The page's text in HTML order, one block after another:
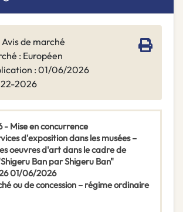
de marché
: Européen
: 01/06/2026
2026
- Mise en concurrence
d'exposition dans les musées –
oeuvres d'art dans le cadre de
Ban par Shigeru Ban"
01/06/2026
ou de concession – régime ordinaire